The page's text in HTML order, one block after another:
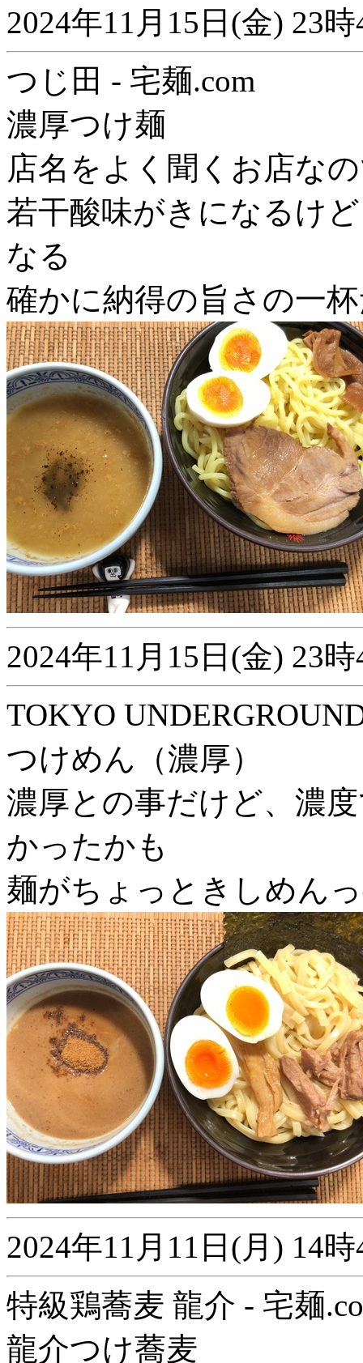
2024年11月15日(金) 23
つじ田 - 宅麺.com
濃厚つけ麺
店名をよく聞くお店な
若干酸味がきになるけ
なる
確かに納得の旨さの一
2024年11月15日(金) 23
TOKYO
つけめん（濃厚）
濃厚との事だけど、濃
かったかも
麺がちょっときしめん
2024年11月11日(月) 14
特級鶏蕎麦 龍介 - 宅麺
龍介つけ蕎麦